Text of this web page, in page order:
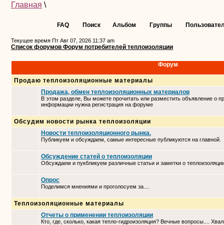
Главная \
FAQ Поиск Альбом Группы
Текущее время Пт Авг 07, 2026 11:37 am
Список форумов Форум потребителей теплоизоляции
Форум
Продаю теплоизоляционные материалы
Продажа, обмен теплоизоляционных материалов
В этом разделе, Вы можете прочитать или разместить объявление о
информации нужна регистрация на форуме
Обсудим новости рынка теплоизоляции
Новости теплоизоляционного рынка.
Публикуем и обсуждаем, самые интересные публикуются на главной.
Обсуждение статей о теплоизоляции
Обсуждаем и пукбликуем различные статьи и заметки о
Опрос
Поделимся мнениями и проголосуем за....
Теплоизоляционные материалы
Отчеты о применении теплоизоляции
Кто, где, сколько, какая тепло-гидроизоляция? Вечные вопросы....